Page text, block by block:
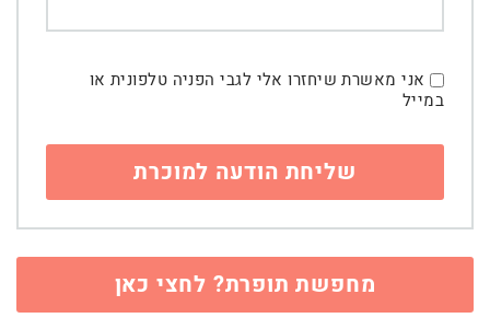
אני מאשרת שיחזרו אלי לגבי הפניה טלפונית או
במייל
מחפשת תופרת? לחצי כאן